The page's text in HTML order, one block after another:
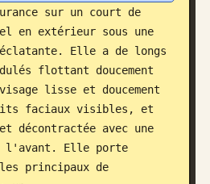
sur un court de
en extérieur sous une
Elle a de longs
flottant doucement
lisse et doucement
faciaux visibles, et
décontractée avec une
l'avant. Elle porte
principaux de